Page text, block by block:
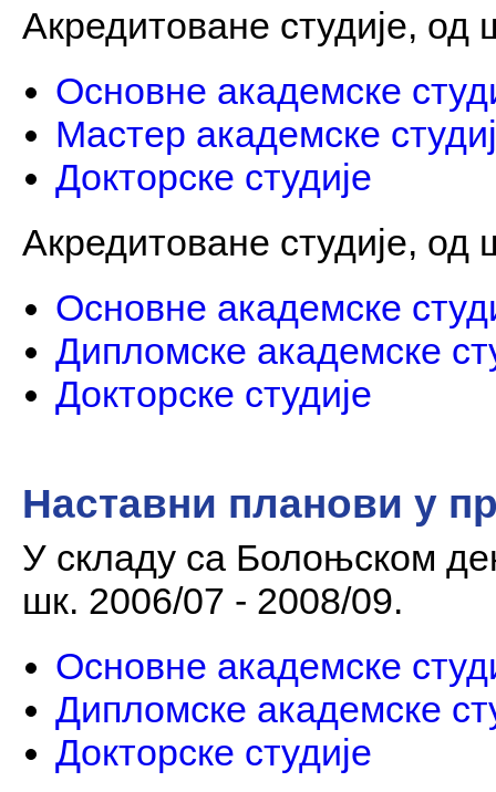
Акредитоване студије, од
Основне академске
Мастер академске
Докторске студије
Акредитоване студије, од
Основне академске
Дипломске академске
Докторске студије
Наставни планови у
У складу са Болоњском
шк. 2006/07 - 2008/09.
Основне академске
Дипломске академске
Докторске студије